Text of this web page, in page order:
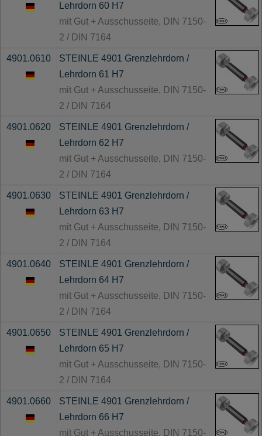
Lehrdorn 60 H7
mit Gut + Ausschusseite, DIN 7150-
2 / DIN 7164
4901.0610
STEINLE 4901 Grenzlehrdorn /
Lehrdorn 61 H7
mit Gut + Ausschusseite, DIN 7150-
2 / DIN 7164
4901.0620
STEINLE 4901 Grenzlehrdorn /
Lehrdorn 62 H7
mit Gut + Ausschusseite, DIN 7150-
2 / DIN 7164
4901.0630
STEINLE 4901 Grenzlehrdorn /
Lehrdorn 63 H7
mit Gut + Ausschusseite, DIN 7150-
2 / DIN 7164
4901.0640
STEINLE 4901 Grenzlehrdorn /
Lehrdorn 64 H7
mit Gut + Ausschusseite, DIN 7150-
2 / DIN 7164
4901.0650
STEINLE 4901 Grenzlehrdorn /
Lehrdorn 65 H7
mit Gut + Ausschusseite, DIN 7150-
2 / DIN 7164
4901.0660
STEINLE 4901 Grenzlehrdorn /
Lehrdorn 66 H7
mit Gut + Ausschusseite, DIN 7150-